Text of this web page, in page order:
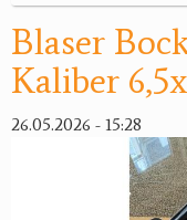
Antikes
Geschenke
Blaser
Kaliber
26.05.2026 - 15:28